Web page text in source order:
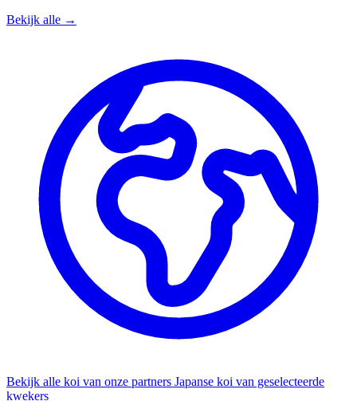
Bekijk alle →
Bekijk alle koi van onze partners Japanse koi van geselecteerde
kwekers